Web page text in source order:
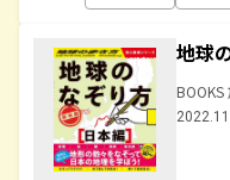
地球
BOOKS